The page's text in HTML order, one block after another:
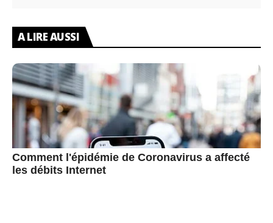
A LIRE AUSSI
Comment l'épidémie de Coronavirus a affecté
les débits Internet